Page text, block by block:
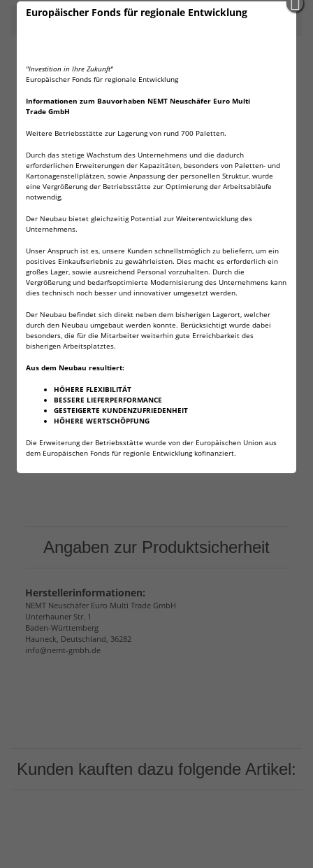
Europäischer Fonds für regionale Entwicklung
"Investition in Ihre Zukunft"
Europäischer Fonds für regionale Entwicklung
Informationen zum Bauvorhaben NEMT Neuschäfer Euro Multi
Trade GmbH
Weitere Betriebsstätte zur Lagerung von rund 700 Paletten.
Durch das stetige Wachstum des Unternehmens und die dadurch
erforderlichen Erweiterungen der Kapazitäten, besonders von Paletten- und
Kartonagenstellplätzen, sowie Anpassung der personellen Struktur, wurde
eine Vergrößerung der Betriebsstätte zur Optimierung der Arbeitsabläufe
notwendig.
Der Neubau bietet gleichzeitig Potential zur Weiterentwicklung des
Unternehmens.
Unser Anspruch ist es, unsere Kunden schnellstmöglich zu beliefern, um ein
positives Einkaufserlebnis zu gewährleisten. Dies macht es erforderlich ein
großes Lager, sowie ausreichend Personal vorzuhalten. Durch die
Vergrößerung und bedarfsoptimierte Modernisierung des Unternehmens kann
dies technisch noch besser und innovativer umgesetzt werden.
Der Neubau befindet sich direkt neben dem bisherigen Lagerort, welcher
durch den Neubau umgebaut werden konnte. Berücksichtigt wurde dabei
besonders, die für die Mitarbeiter weiterhin gute Erreichbarkeit des
bisherigen Arbeitsplatztes.
Aus dem Neubau resultiert:
HÖHERE FLEXIBILITÄT
BESSERE LIEFERPERFORMANCE
GESTEIGERTE KUNDENZUFRIEDENHEIT
HÖHERE WERTSCHÖPFUNG
Die Erweiterung der Betriebsstätte wurde von der Europäischen Union aus
dem Europäischen Fonds für regionle Entwicklung kofinanziert.
Beschreibung
200 Stahlkopf 5,5mm Diabolos Fritz-Cell
Diese Diabolos bestehen aus einem Hartmetallkern
in einem Kunststoffmantel und sind daher bleifrei.
Diabolos optimal an den jeweiligen Waffenlauf an.
Kunststoffummantelung. Stahlspitzkugeln für
Luftgewehre und Luftpistolen.
Kaliber: 5,5 mm / .22cal
Gewicht: 0,65 Gramm / 10,04 Grain
Lieferumfang: : 200 Stück (2 Dosen) Fritz-Cell
Stahlkopf
Angaben zur Produktsicherheit
Herstellerinformationen:
NEMT Neuschäfer Euro Multi Trade GmbH
Unterhauner Str. 1
Baden-Württemberg
Hauneck, Deutschland, 36282
info@nemt-gmbh.de
Kunden kauften dazu folgende Artikel: